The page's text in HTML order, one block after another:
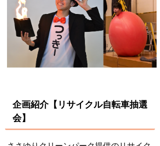
企画紹介【リサイクル自転車抽選
会】